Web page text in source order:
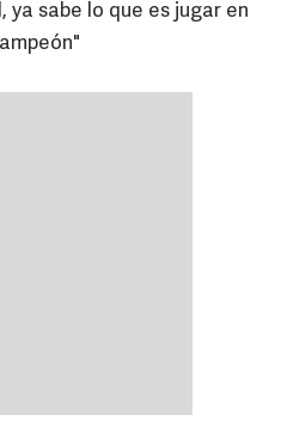
sabe lo que es jugar en